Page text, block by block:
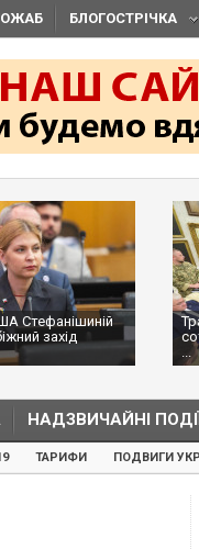
БЛОГОСТРІЧКА
Стефанішиній
захід
...
НАДЗВИЧАЙНІ
ТАРИФИ ПОДВИГИ